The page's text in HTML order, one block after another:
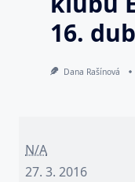
16.
Dana Rašínová
seminář
klubu
N/A
27. 3. 2016